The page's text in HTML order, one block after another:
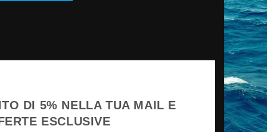
DI 5% NELLA TUA MAIL E
ESCLUSIVE